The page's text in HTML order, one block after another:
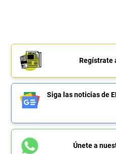
Regístrate
Siga las noticias de
Únete a